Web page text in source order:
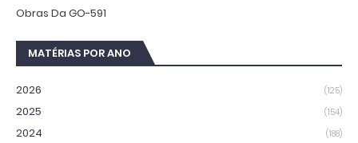
Obras Da GO-591
MATÉRIAS POR ANO
2026 (125)
2025 (154)
2024 (188)